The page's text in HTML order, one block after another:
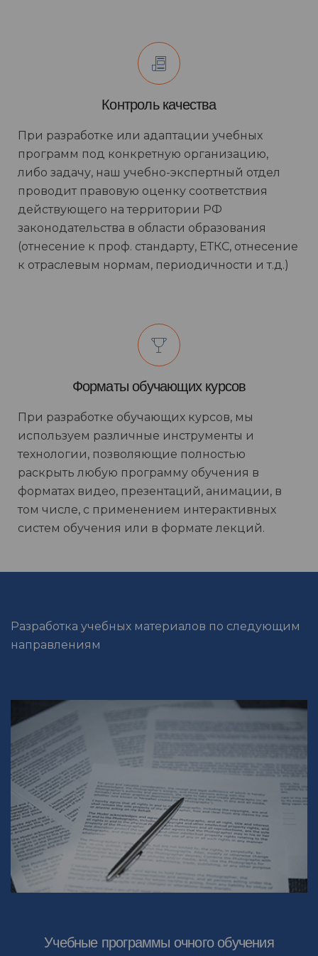
Контроль качества
При разработке или адаптации учебных
программ под конкретную организацию,
либо задачу, наш учебно-экспертный отдел
проводит правовую оценку соответствия
действующего на территории РФ
законодательства в области образования
(отнесение к проф. стандарту, ЕТКС, отнесение
к отраслевым нормам, периодичности и т.д.)
Форматы обучающих курсов
При разработке обучающих курсов, мы
используем различные инструменты и
технологии, позволяющие полностью
раскрыть любую программу обучения в
форматах видео, презентаций, анимации, в
том числе, с применением интерактивных
систем обучения или в формате лекций.
Разработка учебных материалов по следующим
направлениям
Учебные программы очного обучения